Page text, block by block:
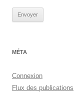
MÉTA
Connexion
Flux des publications